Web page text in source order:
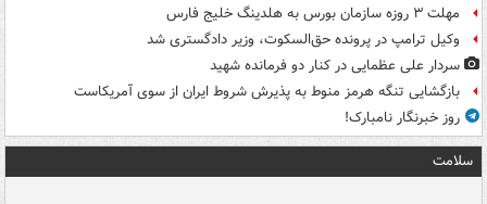
مهلت ۳ روزه سازمان بورس به هلدینگ خلیج فارس
وکیل ترامپ در پرونده حق‌السکوت، وزیر دادگستری شد
سردار علی عظمایی در کنار دو فرمانده شهید
بازگشایی تنگه هرمز منوط به پذیرش شروط ایران از سوی آمریکاست
روز خبرنگار نامبارک!
سلامت